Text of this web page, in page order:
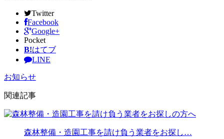
Twitter
Facebook
Google+
Pocket
B!はてブ
LINE
お知らせ
関連記事
森林整備・造園工事を請け負う業者をお探し…